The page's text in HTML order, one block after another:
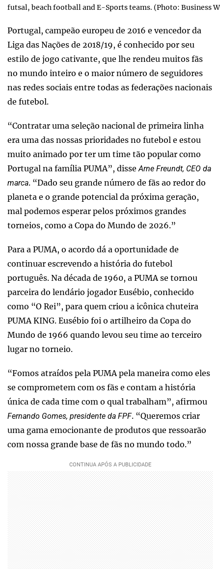
futsal, beach football and E-Sports teams. (Photo: Business
Portugal, campeão europeu de 2016 e vencedor da
Liga das Nações de 2018/19, é conhecido por seu
estilo de jogo cativante, que lhe rendeu muitos fãs
no mundo inteiro e o maior número de seguidores
nas redes sociais entre todas as federações nacionais
de futebol.
“Contratar uma seleção nacional de primeira linha
era uma das nossas prioridades no futebol e estou
muito animado por ter um time tão popular como
Portugal na família PUMA”, disseArne Freundt, CEO da
marca. “Dado seu grande número de fãs ao redor do
planeta e o grande potencial da próxima geração,
mal podemos esperar pelos próximos grandes
torneios, como a Copa do Mundo de 2026.”
Para a PUMA, o acordo dá a oportunidade de
continuar escrevendo a história do futebol
português. Na década de 1960, a PUMA se tornou
parceira do lendário jogador Eusébio, conhecido
como “O Rei”, para quem criou a icônica chuteira
PUMA KING. Eusébio foi o artilheiro da Copa do
Mundo de 1966 quando levou seu time ao terceiro
lugar no torneio.
“Fomos atraídos pela PUMA pela maneira como eles
se comprometem com os fãs e contam a história
única de cada time com o qual trabalham”, afirmou
Fernando Gomes, presidente da FPF. “Queremos criar
uma gama emocionante de produtos que ressoarão
com nossa grande base de fãs no mundo todo.”